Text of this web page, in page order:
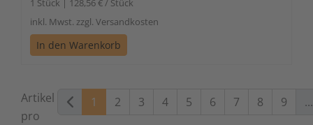
inkl. Mwst. zzgl. Versandkosten
In den Warenkorb
Artikel
pro
1 2 3 4 5 6 7 8 9 ...